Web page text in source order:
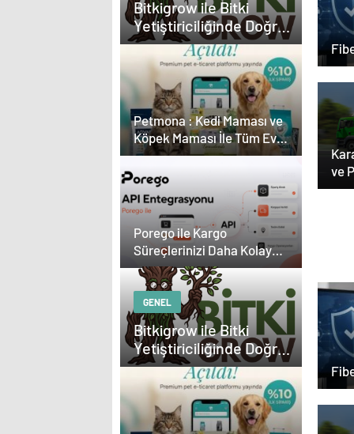
Bitkigrow ile Bitki
Yetiştiriciliğinde Doğru
Ekipman ve Ürün
Seçimi
Petmona : Kedi Maması ve
Köpek Maması İle Tüm Evcil
Hayvan Ürünleri
Porego ile Kargo
Süreçlerinizi Daha Kolay
Yönetin
ve
GENEL
Bitkigrow ile Bitki
Yetiştiriciliğinde Doğru
Ekipman ve Ürün
Seçimi